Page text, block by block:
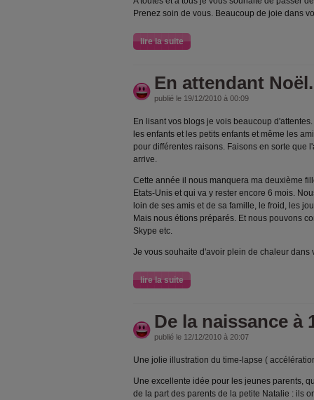
Prenez soin de vous. Beaucoup de joie dans
lire la suite
En attendant
publié le 19/12/2010 à 00:09
En lisant vos blogs je vois beaucoup
les enfants et les petits enfants et même les
pour différentes raisons. Faisons en sorte que
arrive.
Cette année il nous manquera ma deuxième
Etats-Unis et qui va y rester encore 6 mois.
loin de ses amis et de sa famille, le froid, les
Mais nous étions préparés. Et nous pouvons
Skype etc.
Je vous souhaite d'avoir plein de chaleur dans
lire la suite
De la naissance à
publié le 12/12/2010 à 20:07
Une jolie illustration du time-lapse (
Une excellente idée pour les jeunes parents,
de la part des parents de la petite Natalie : ils